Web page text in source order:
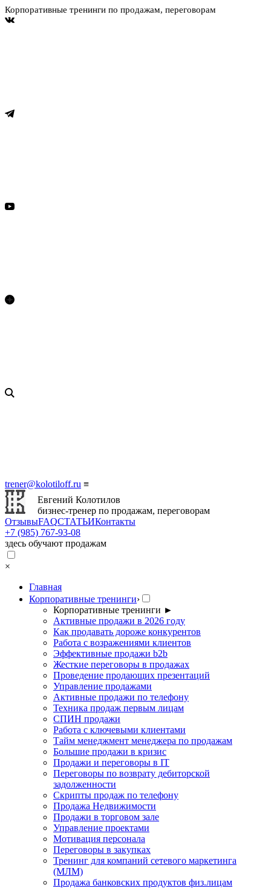
Корпоративные тренинги по продажам, переговорам
trener@kolotiloff.ru ≡
Евгений Колотилов
бизнес-тренер по продажам, переговорам
ОтзывыFAQСТАТЬИКонтакты
+7 (985) 767‑93‑08
здесь обучают продажам
×
Главная
Корпоративные тренинги›
Корпоративные тренинги ►
Активные продажи в 2026 году
Как продавать дороже конкурентов
Работа с возражениями клиентов
Эффективные продажи b2b
Жесткие переговоры в продажах
Проведение продающих презентаций
Управление продажами
Активные продажи по телефону
Техника продаж первым лицам
СПИН продажи
Работа с ключевыми клиентами
Тайм менеджмент менеджера по продажам
Большие продажи в кризис
Продажи и переговоры в IT
Переговоры по возврату дебиторской
задолженности
Скрипты продаж по телефону
Продажа Недвижимости
Продажи в торговом зале
Управление проектами
Мотивация персонала
Переговоры в закупках
Тренинг для компаний сетевого маркетинга
(МЛМ)
Продажа банковских продуктов физ.лицам